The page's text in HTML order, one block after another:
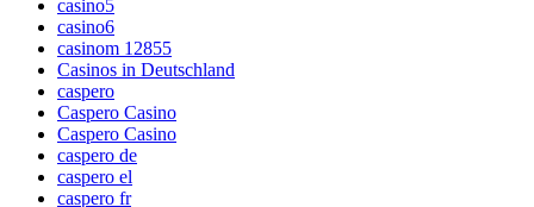
casino5
casino6
casinom 12855
Casinos in Deutschland
caspero
Caspero Casino
Caspero Casino
caspero de
caspero el
caspero fr